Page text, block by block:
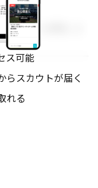
メンバーを募集しま
ス可能
らスカウトが届く
れる